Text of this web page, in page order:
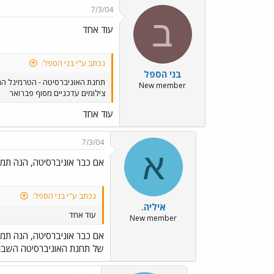
ב
בני הספל
New member
7/3/04
עוד אחד
נכתב ע"י בני הספל:
תחנת האוניברסיטה - הטרמינל
צילומים עדכניים מסוף פברואר
עוד אחד
א
איליה.
New member
7/3/04
אם כבר אוניברסיטה, הנה
נכתב ע"י בני הספל:
עוד אחד
אם כבר אוניברסיטה, הנה
של תחנת האוניברסיטה